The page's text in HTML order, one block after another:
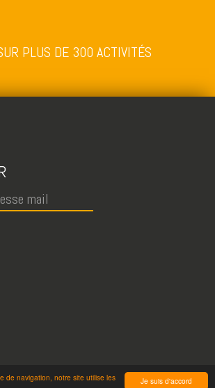
Je suis d'accord
de navigation, notre site utilise les
PLUS DE 300 ACTIVITÉS